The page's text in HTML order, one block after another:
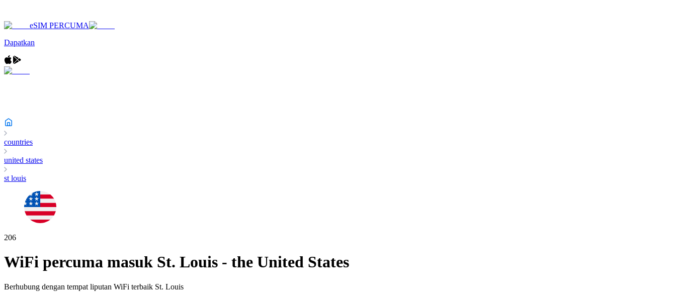
eSIM PERCUMA
Dapatkan
countries
united states
st louis
206
WiFi percuma masuk St. Louis - the United States
Berhubung dengan tempat liputan WiFi terbaik St. Louis